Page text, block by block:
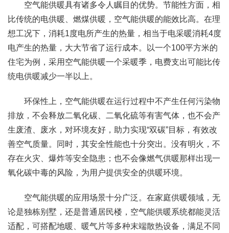
空气能供暖具有诸多令人瞩目的优势。节能性方面，相
比传统的电供暖、燃煤供暖，空气能供暖的能效比高。在理
想工况下，消耗1度电所产生的热量，相当于电采暖消耗4度
电产生的热量，大大节省了运行成本。以一个100平方米的
住宅为例，采用空气能供暖一个采暖季，电费支出可能比传
统电供暖减少一半以上。
环保性上，空气能供暖在运行过程中不产生任何污染物
排放，不会释放二氧化碳、二氧化硫等有害气体，也不会产
生废渣、废水，对环境友好，助力实现“双碳”目标，有效改
善空气质量。同时，其安全性能也十分突出。没有明火，不
存在火灾、爆炸等安全隐患；也不会像燃气供暖那样出现一
氧化碳中毒的风险，为用户提供安全的供暖环境。
空气能供暖的应用场景十分广泛。在家庭供暖领域，无
论是独栋别墅，还是普通居民楼，空气能供暖系统都能灵活
适配，可搭配地暖、暖气片等多种末端散热设备，满足不同